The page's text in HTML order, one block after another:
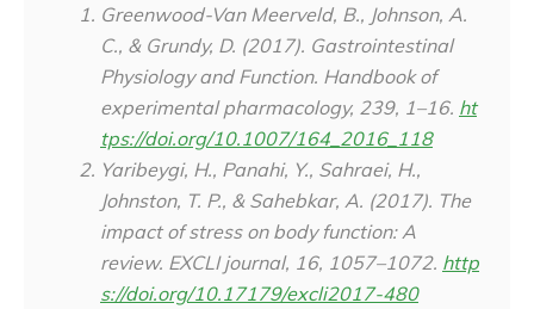
Greenwood-Van Meerveld, B., Johnson, A.
C., & Grundy, D. (2017). Gastrointestinal
Physiology and Function. Handbook of
experimental pharmacology, 239, 1–16. ht
tps://doi.org/10.1007/164_2016_118
Yaribeygi, H., Panahi, Y., Sahraei, H.,
Johnston, T. P., & Sahebkar, A. (2017). The
impact of stress on body function: A
review. EXCLI journal, 16, 1057–1072. http
s://doi.org/10.17179/excli2017-480